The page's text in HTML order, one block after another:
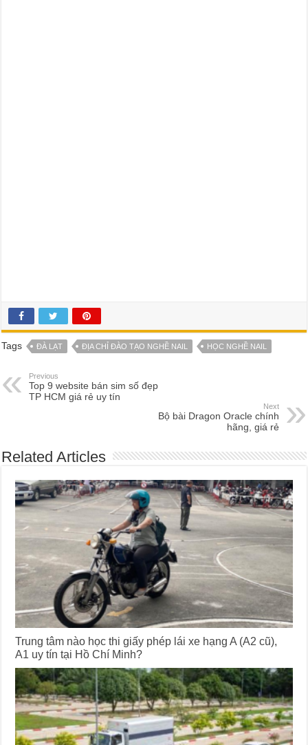
Tags ĐÀ LẠT ĐỊA CHỈ ĐÀO TẠO NGHỀ NAIL HỌC NGHỀ NAIL
Previous
Top 9 website bán sim số đẹp
TP HCM giá rẻ uy tín
Next
Bộ bài Dragon Oracle chính
hãng, giá rẻ
Related Articles
Trung tâm nào học thi giấy phép lái xe hạng A (A2 cũ),
A1 uy tín tại Hồ Chí Minh?